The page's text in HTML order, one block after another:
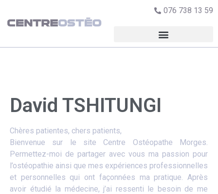
076 738 13 59
David TSHITUNGI
Chères patientes, chers patients,
Bienvenue sur le site Centre Ostéopathe Morges.
Permettez-moi de partager avec vous ma passion pour
l’ostéopathie ainsi que mes expériences professionnelles
et personnelles qui ont façonnées ma pratique. Après
avoir étudié la médecine, j’ai ressenti le besoin de me